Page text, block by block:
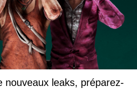
nouveaux leaks, préparez-